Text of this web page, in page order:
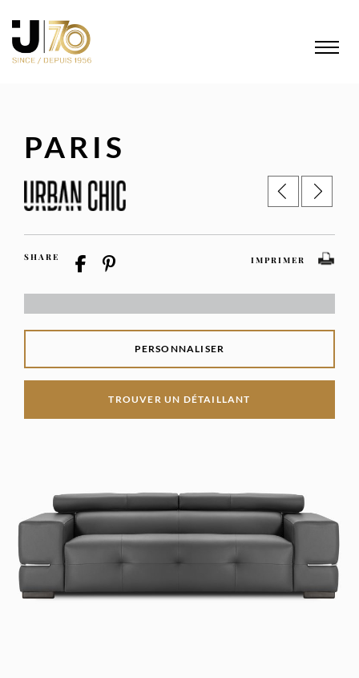
PARIS
SHARE IMPRIMER
PERSONNALISER
TROUVER UN DÉTAILLANT